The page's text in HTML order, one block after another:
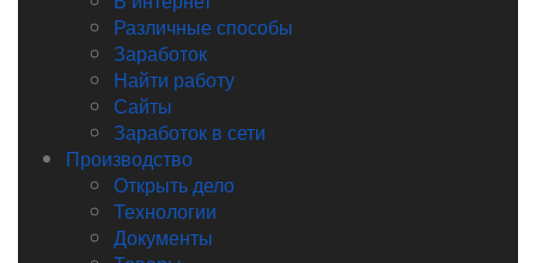
Различные способы
Заработок
Найти работу
Сайты
Заработок в сети
Производство
Открыть дело
Технологии
Документы